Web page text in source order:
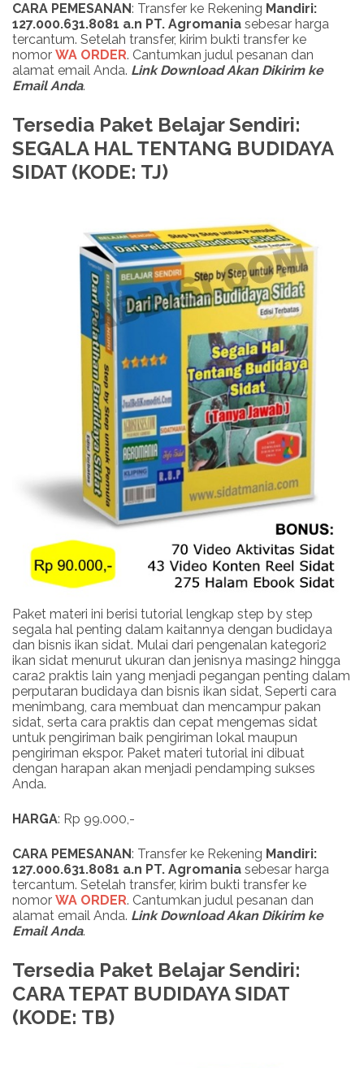
CARA PEMESANAN: Transfer ke Rekening Mandiri:
127.000.631.8081 a.n PT. Agromania sebesar harga
tercantum. Setelah transfer, kirim bukti transfer ke
nomor WA ORDER. Cantumkan judul pesanan dan
alamat email Anda. LinkDownloadAkan Dikirim ke
Email Anda.
Tersedia Paket Belajar Sendiri:
SEGALA HAL TENTANG BUDIDAYA
SIDAT (KODE: TJ)
Paket materi ini berisi tutorial lengkap step by step
segala hal penting dalam kaitannya dengan budidaya
dan bisnis ikan sidat. Mulai dari pengenalan kategori2
ikan sidat menurut ukuran dan jenisnya masing2 hingga
cara2 praktis lain yang menjadi pegangan penting dalam
perputaran budidaya dan bisnis ikan sidat, Seperti cara
menimbang, cara membuat dan mencampur pakan
sidat, serta cara praktis dan cepat mengemas sidat
untuk pengiriman baik pengiriman lokal maupun
pengiriman ekspor. Paket materi tutorial ini dibuat
dengan harapan akan menjadi pendamping sukses
Anda.
HARGA: Rp 99.000,-
CARA PEMESANAN: Transfer ke Rekening Mandiri:
127.000.631.8081 a.n PT. Agromania sebesar harga
tercantum. Setelah transfer, kirim bukti transfer ke
nomor WA ORDER. Cantumkan judul pesanan dan
alamat email Anda. LinkDownloadAkan Dikirim ke
Email Anda.
Tersedia Paket Belajar Sendiri:
CARA TEPAT BUDIDAYA SIDAT
(KODE: TB)